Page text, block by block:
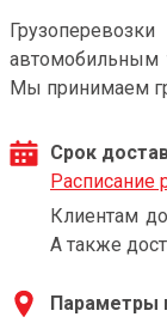
автомобильным
Мы принимаем
Срок
Расписание
Клиентам
А также
Параметры